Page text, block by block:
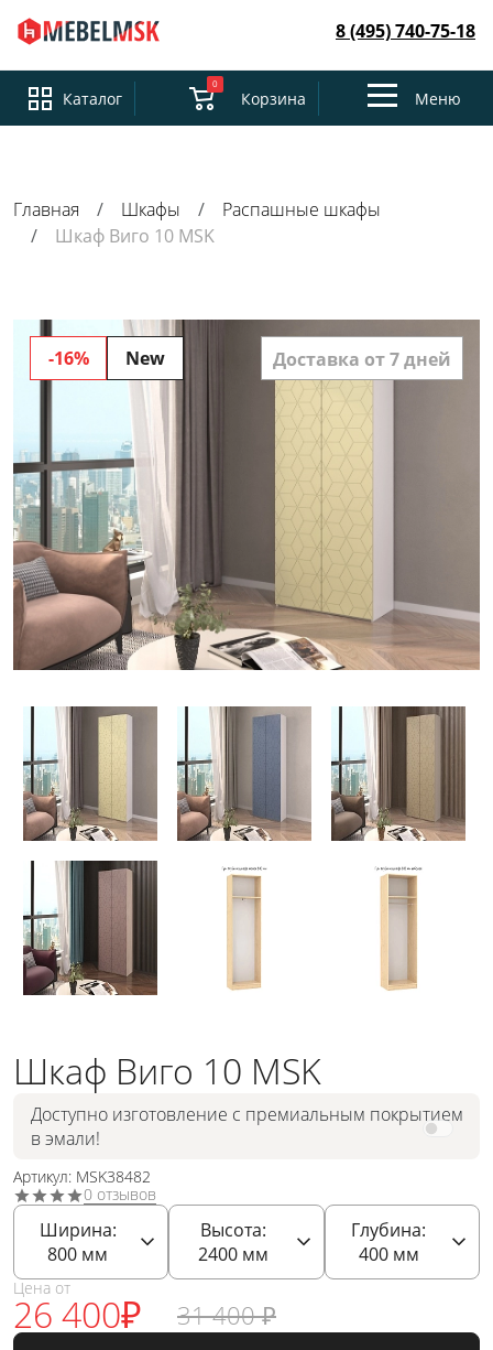
8 (495) 740-75-18
Каталог
0
Корзина
ToggleМеню
Главная Шкафы
Распашные шкафы
Шкаф Виго 10 MSK
-16% New Доставка от 7 дней
Шкаф Виго 10 MSK
Доступно изготовление с премиальным покрытием
в эмали!
Артикул: MSK38482
0 отзывов
Ширина:
800 мм
Высота:
2400мм
Глубина:
400мм
Цена от
26 400₽ 31 400 ₽